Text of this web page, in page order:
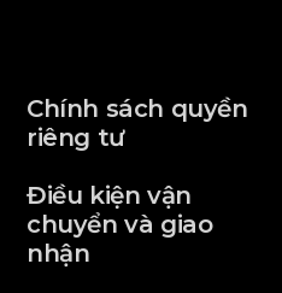
Chính sách quyền
riêng tư
Điều kiện vận
chuyển và giao
nhận